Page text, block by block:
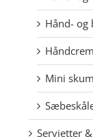
Hånd-
Mini
Servietter